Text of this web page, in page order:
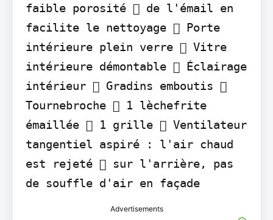
faible porosité  de l'émail en
facilite le nettoyage  Porte
intérieure plein verre  Vitre
intérieure démontable  Éclairage
intérieur  Gradins emboutis 
Tournebroche  1 lèchefrite
émaillée  1 grille  Ventilateur
tangentiel aspiré : l'air chaud
est rejeté  sur l'arrière, pas
de souffle d'air en façade
Advertisements